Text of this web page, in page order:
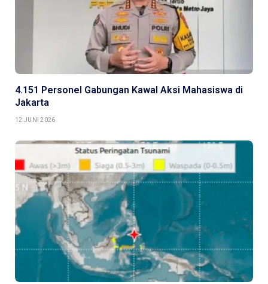
4.151 Personel Gabungan Kawal Aksi Mahasiswa di
Jakarta
12 JUNI 2026